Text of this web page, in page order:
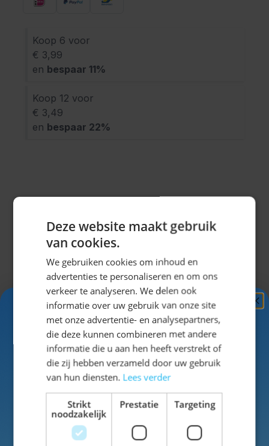
Koop 6 voor
€ 3,99
en bespaar 11%
Koop 12 voor
€ 3,49
en bespaar 22%
Spandoek Oktoberfest
echte Oktoberfest sferen in huis haalt! Door de grote
van deze decoratie (40 x 180 cm), valt het gelijk goed
op en kan het bierfeest beginnen. Door deze banner
te combineren met andere leuke
Oktoberfestdecoratie, wordt jouw Oktoberfest een
groot succes!Klik hier voor meer Oktoberfest
decoratie!
Specificaties
Deze website maakt gebruik
van cookies.
We gebruiken cookies om inhoud en
advertenties te personaliseren en om ons
verkeer te analyseren. We delen ook
informatie over uw gebruik van onze site
met onze advertentie- en analysepartners,
die deze kunnen combineren met andere
informatie die u aan hen heeft verstrekt of
die zij hebben verzameld door uw gebruik
van hun diensten. Lees verder
Strikt
noodzakelijk
Prestatie Targeting
Ontvang5%
KORTING!
Schrijf je nuin voor de nieuwsbrief en ontvang toegang
tot exclusieve kortingen!
Voor- en achternaam